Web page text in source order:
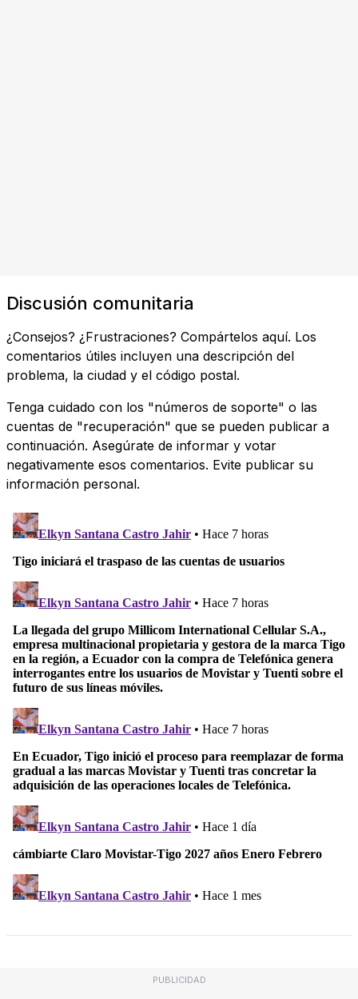
Discusión comunitaria
¿Consejos? ¿Frustraciones? Compártelos aquí. Los
comentarios útiles incluyen una descripción del
problema, la ciudad y el código postal.
Tenga cuidado con los "números de soporte" o las
cuentas de "recuperación" que se pueden publicar a
continuación. Asegúrate de informar y votar
negativamente esos comentarios. Evite publicar su
información personal.
PUBLICIDAD